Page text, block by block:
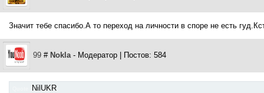
Значит тебе спасибо.А то переход на личности в споре не есть
99 # Nokla- Модератор | Постов: 584
NilUKR